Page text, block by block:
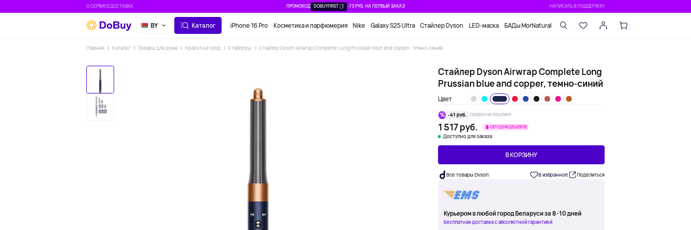
О СЕРВИСЕДОСТАВКА ПРОМОКОД DOBUYFIRST -73 РУБ. НА ПЕРВЫЙ ЗАКАЗ НАПИСАТЬ В ПОДДЕРЖКУ
BY Каталог iPhone 16 Pro Косметика и парфюмерия Nike Galaxy S25 Ultra Стайлер Dyson LED-маска БАДы MorNatural
Главная Каталог Товары для дома Красота и уход Стайлеры Стайлер Dyson Airwrap Complete Long Prussian blue and copper, темно-синий
Стайлер Dyson Airwrap Complete Long
Prussian blue and copper, темно-синий
Цвет
-41 руб. СКИДКА НА ПОШЛИНУ
1 517 руб. СЕГОДНЯ ДЕШЕВЛЕ
Доступно для заказа
В КОРЗИНУ
Все товары Dyson В избранное Поделиться
Курьером в любой город Беларуси за 8-10 дней
Бесплатная доставка с абсолютной гарантией